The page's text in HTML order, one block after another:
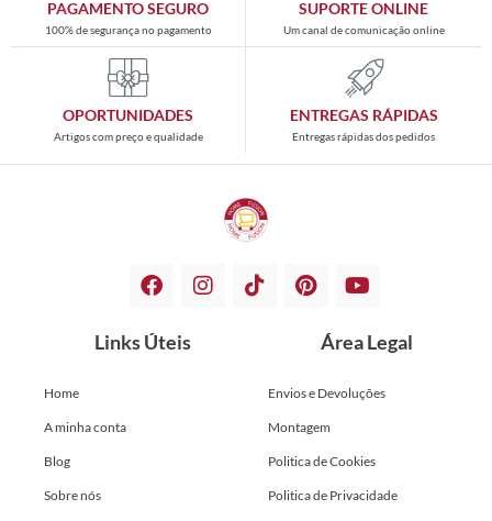
PAGAMENTO SEGURO
100% de segurança no pagamento
SUPORTE ONLINE
Um canal de comunicação online
OPORTUNIDADES
Artigos com preço e qualidade
ENTREGAS RÁPIDAS
Entregas rápidas dos pedidos
Links Úteis
Home
A minha conta
Blog
Sobre nós
Área Legal
Envios e Devoluções
Montagem
Politica de Cookies
Politica de Privacidade